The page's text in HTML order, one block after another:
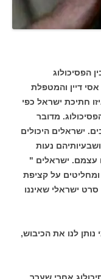
הפסיכולוג
דיין והמטפלת
חתיכת ישראל כפי
מדובר
ישראלים היכולים
ושבעיותיהם נעות
עצמם. ישראלים "
על קציפת
ישראלי שאיננו
נותן לנו את הכיבוש,